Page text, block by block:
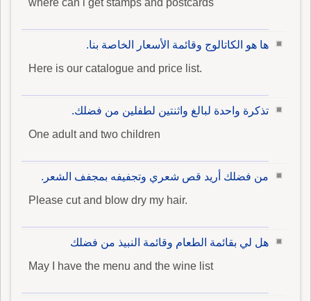
ها هو الكاتالوج وقائمة الأسعار الخاصة بنا.
Here is our catalogue and price list.
تذكرة واحدة لبالغ واثنتين لطفلين من فضلك.
One adult and two children
من فضلك أريد قص شعري وتجفيفه بمجفف الشعر.
Please cut and blow dry my hair.
هل لي بقائمة الطعام وقائمة النبيذ من فضلك
May I have the menu and the wine list